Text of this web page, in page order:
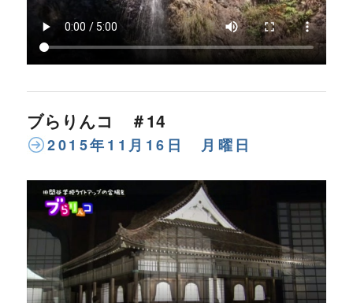
ブらりんコ ＃14
2015年11月16日 月曜日